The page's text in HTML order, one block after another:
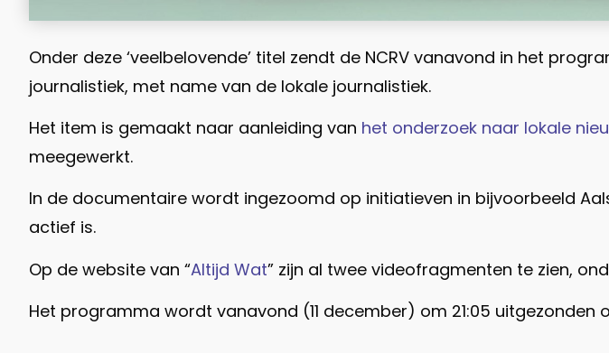
Onder deze ‘veelbelovende’ titel zendt de NCRV vanavond in het
journalistiek, met name van de lokale journalistiek.
Het item is gemaakt naar aanleiding van het onderzoek naar lokale
meegewerkt.
In de documentaire wordt ingezoomd op initiatieven in bijvoorbeeld
actief is.
Op de website van “Altijd Wat” zijn al twee videofragmenten te zien,
Het programma wordt vanavond (11 december) om 21:05 uitgezonden